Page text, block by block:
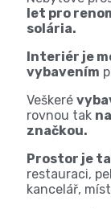
let pro
solária.
Interiér je
vybavením
Veškeré
rovnou tak
značkou.
Prostor je
restauraci,
kancelář,